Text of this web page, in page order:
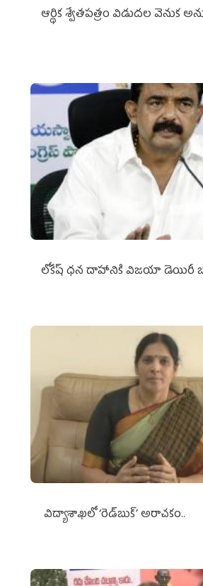
ఆర్థిక శ్వేతపత్రం విడుదల వెనుక
లోకేష్ ధ‌న దాహానికి విజ‌యా డెయిరీ
విద్యాశాఖలో ‘రెడ్‌బుక్’ అరాచకం..